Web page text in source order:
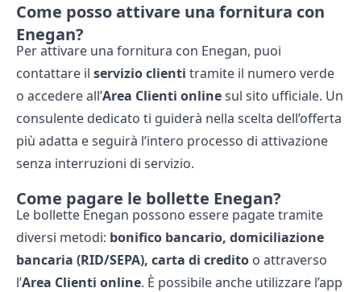
Come posso attivare una fornitura con
Enegan?
Per attivare una fornitura con Enegan, puoi
contattare il servizio clienti tramite il numero verde
o accedere all’Area Clienti onlinesul sito ufficiale. Un
consulente dedicato ti guiderà nella scelta dell’offerta
più adatta e seguirà l’intero processo di attivazione
senza interruzioni di servizio.
Come pagare le bollette Enegan?
Le bollette Enegan possono essere pagate tramite
diversi metodi: bonifico bancario, domiciliazione
bancaria (RID/SEPA), carta di credito o attraverso
l’Area Clienti online. È possibile anche utilizzare l’app